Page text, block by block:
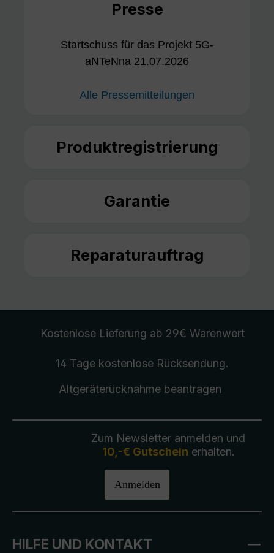
Presse
Startschuss für das Projekt 5G-
aNTeNna 21.07.2026
Alle Pressemitteilungen
Produktregistrierung
Garantie
Reparaturauftrag
Kostenlose Lieferung ab 29€ Warenwert
14 Tage kostenlose Rücksendung.
Altgeräterücknahmebeantragen
Zum Newsletter anmelden und
10,-€ Gutschein erhalten.
Anmelden
HILFE UND KONTAKT